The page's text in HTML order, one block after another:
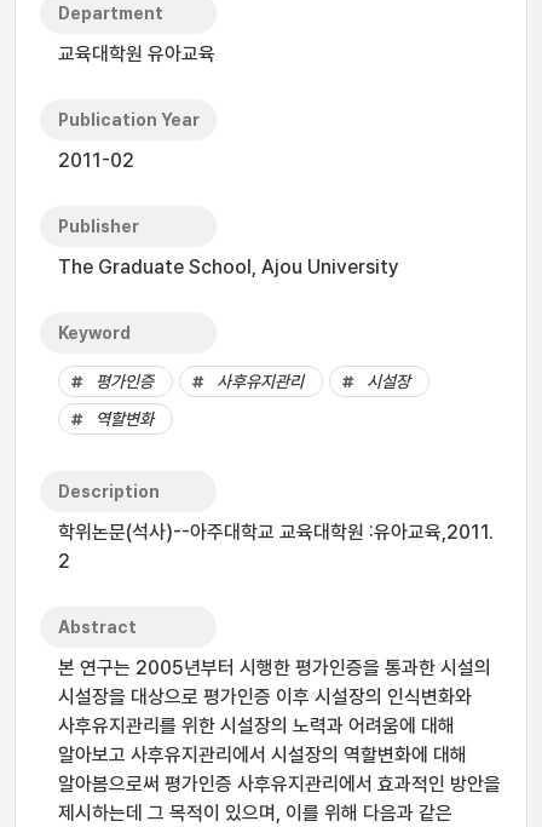
Department
교육대학원 유아교육
Publication Year
2011-02
Publisher
The Graduate School, Ajou University
Keyword
평가인증 사후유지관리
시설장
역할변화
Description
학위논문(석사)--아주대학교 교육대학원 :유아교육,2011.
2
Abstract
본 연구는 2005년부터 시행한 평가인증을 통과한 시설의
시설장을 대상으로 평가인증 이후 시설장의 인식변화와
사후유지관리를 위한 시설장의 노력과 어려움에 대해
알아보고 사후유지관리에서 시설장의 역할변화에 대해
알아봄으로써 평가인증 사후유지관리에서 효과적인 방안을
제시하는데 그 목적이 있으며, 이를 위해 다음과 같은